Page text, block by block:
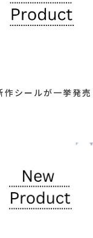
シールが一挙発売